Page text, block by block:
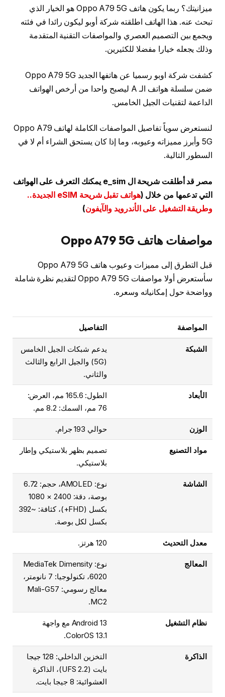
ميزانيتك؟ ربما يكون هاتف Oppo A79 5G هو الخيار الذي
تبحث عنه. هذا الهاتف اطلقته شركة أوبو ليكون رائدا في فئته
ويجمع بين التصميم العصري والمواصفات التقنية المتقدمة
وذلك يجعله خيارا مفضلا للكثيرين.
كشفت شركة اوبو رسميا عن هاتفها الجديد Oppo A79 5G
ضمن سلسلة هواتف الـ A ليصبح واحدا من أرخص الهواتف
الداعمة لتقنيات الجيل الخامس.
لنستعرض سوياً تفاصيل المواصفات الكاملة لهاتف Oppo A79
5G وأبرز مميزاته وعيوبه، وما إذا كان يستحق الشراء أم لا في
السطور التالية.
مصر قد أطلقت شريحة ال e_sim يمكنك التعرف على الهواتف
التي تدعمها من خلال (
هواتف تقبل شريحة eSIM الجديدة..
وطريقة التشغيل على الأندرويد والآيفون)
مواصفات هاتف Oppo A79 5G
قبل التطرق إلى مميزات وعيوب هاتف Oppo A79 5G
سأستعرض أولا مواصفات Oppo A79 5G لتقديم نظرة شاملة
وواضحة حول إمكانياته وسعره.
المواصفة التفاصيل
الشبكة
يدعم شبكات الجيل الخامس
(5G) والجيل الرابع والثالث
والثاني.
الأبعاد
الطول: 165.6 مم، العرض:
76 مم، السمك: 8.2 مم.
الوزن حوالي 193 جرام.
مواد التصنيع
تصميم بظهر بلاستيكي وإطار
بلاستيكي.
الشاشة
نوع: AMOLED، حجم: 6.72
بوصة، دقة: 2400 × 1080
بكسل (FHD+)، كثافة: ~392
بكسل لكل بوصة.
معدل التحديث 120 هرتز.
المعالج
نوع: MediaTek Dimensity
6020، تكنولوجيا: 7 نانومتر،
معالج رسومي: Mali-G57
MC2.
نظام التشغيل
Android 13 مع واجهة
ColorOS 13.1.
الذاكرة
التخزين الداخلي: 128 جيجا
بايت (UFS 2.2)، الذاكرة
العشوائية: 8 جيجا بايت.